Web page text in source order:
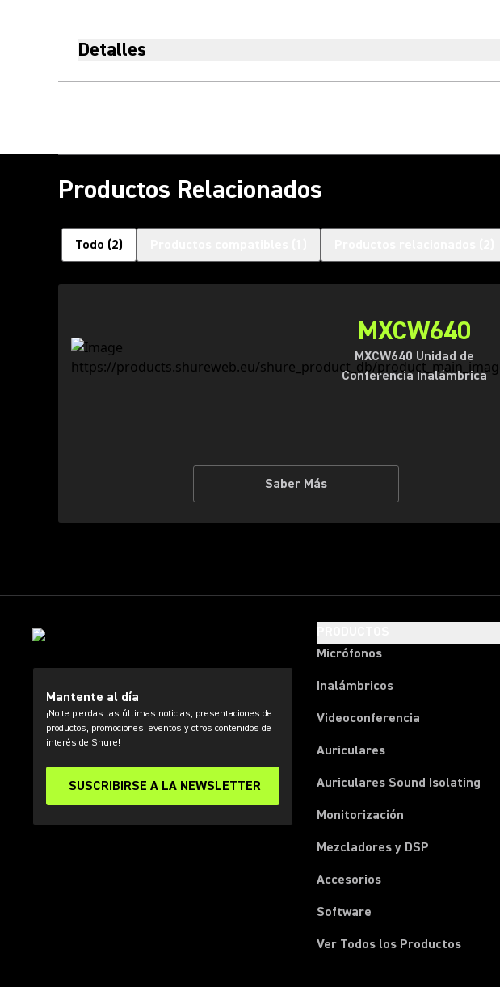
Detalles
Productos Relacionados
Todo (2)
MXCW640
MXCW640 Unidad de
Conferencia Inalámbrica
Saber Más
Mantente al día
¡No te pierdas las últimas noticias, presentaciones de
productos, promociones, eventos y otros contenidos de
interés de Shure!
SUSCRIBIRSE A LA NEWSLETTER
Micrófonos
Inalámbricos
Videoconferencia
Auriculares
Auriculares Sound Isolating
Monitorización
Mezcladores y DSP
Accesorios
Software
Ver Todos los Productos